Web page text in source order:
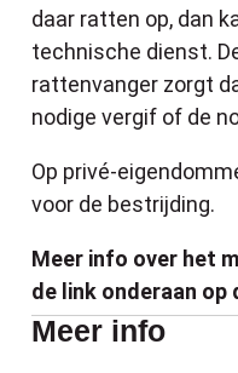
daar ratten op, dan
technische dienst.
rattenvanger zorgt
nodige vergif of de
Op privé-
voor de bestrijding.
Meer info over het
de link onderaan op
Meer info